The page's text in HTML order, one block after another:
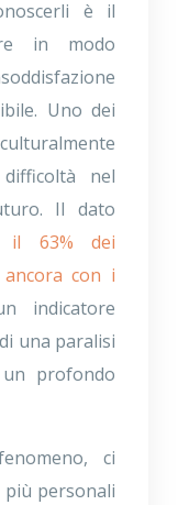
è il
in modo
Uno dei
nel
Il dato
il 63% dei
con i
indicatore
una paralisi
profondo
ci
più personali